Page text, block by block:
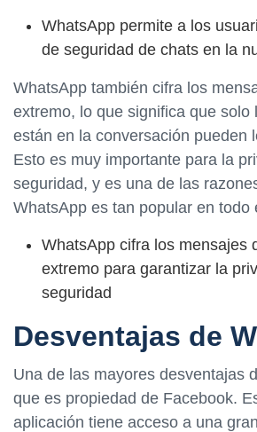
WhatsApp permite a los
de seguridad de chats en la
WhatsApp también cifra los
extremo, lo que significa que solo
están en la conversación pueden
Esto es muy importante para la
seguridad, y es una de las
WhatsApp es tan popular en todo
WhatsApp cifra los mensajes
extremo para garantizar la
seguridad
Desventajas de
Una de las mayores desventajas
que es propiedad de Facebook.
aplicación tiene acceso a una